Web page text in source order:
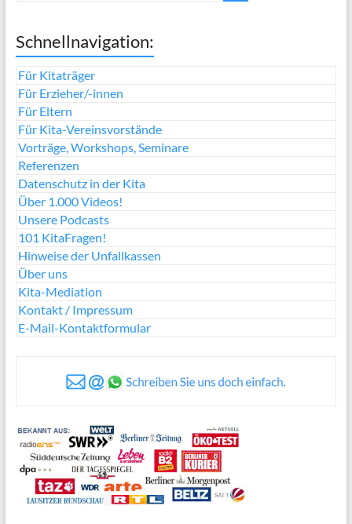
Schnellnavigation:
Für Kitaträger
Für Erzieher/-innen
Für Eltern
Für Kita-Vereinsvorstände
Vorträge, Workshops, Seminare
Referenzen
Datenschutz in der Kita
Über 1.000 Videos!
Unsere Podcasts
101 KitaFragen!
Hinweise der Unfallkassen
Über uns
Kita-Mediation
Kontakt / Impressum
E-Mail-Kontaktformular